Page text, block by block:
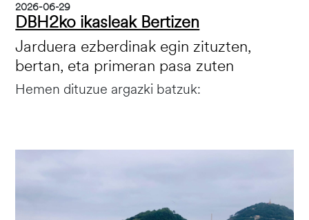
2026-06-29
DBH2ko ikasleak Bertizen
Jarduera ezberdinak egin zituzten,
bertan, eta primeran pasa zuten
Hemen dituzue argazki batzuk: